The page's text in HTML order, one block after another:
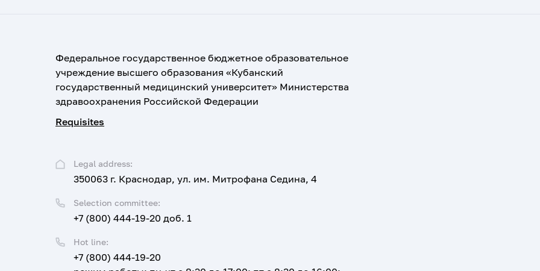
Федеральное государственное бюджетное образовательное
учреждение высшего образования «Кубанский
государственный медицинский университет» Министерства
здравоохранения Российской Федерации
Requisites
Legal address:
350063 г. Краснодар, ул. им. Митрофана Седина, 4
Selection committee:
+7 (800) 444-19-20 доб. 1
Hot line:
+7 (800) 444-19-20